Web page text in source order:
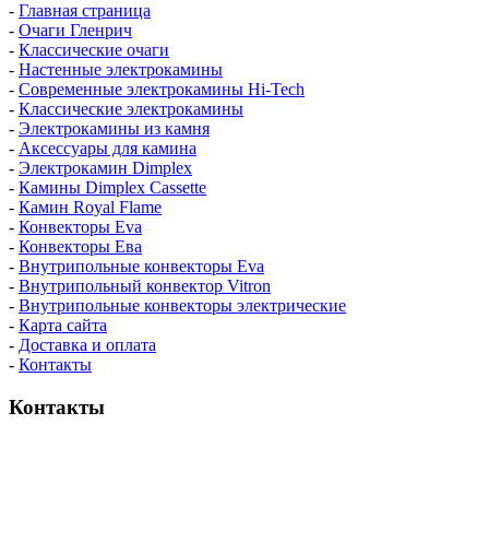
- Главная страница
- Очаги Гленрич
- Классические очаги
- Настенные электрокамины
- Современные электрокамины Hi-Tech
- Классические электрокамины
- Электрокамины из камня
- Аксессуары для камина
- Электрокамин Dimplex
- Камины Dimplex Cassette
- Камин Royal Flame
- Конвекторы Eva
- Конвекторы Ева
- Внутрипольные конвекторы Eva
- Внутрипольный конвектор Vitron
- Внутрипольные конвекторы электрические
- Карта сайта
- Доставка и оплата
- Контакты
Контакты